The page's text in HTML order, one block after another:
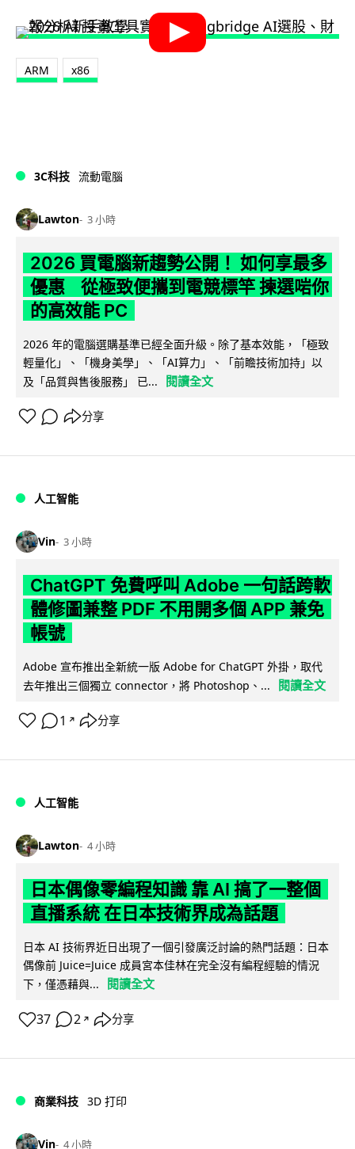
ARM x86
3C科技 流動電腦
Lawton 3 小時
2026 買電腦新趨勢公開！ 如何享最多
優惠 從極致便攜到電競標竿 揀選啱你
的高效能 PC
2026 年的電腦選購基準已經全面升級。除了基本效能，「極致
輕量化」、「機身美學」、「AI算力」、「前瞻技術加持」以
及「品質與售後服務」 已...
閱讀全文
分享
人工智能
Vin 3 小時
ChatGPT 免費呼叫 Adobe 一句話跨軟
體修圖兼整 PDF 不用開多個 APP 兼免
帳號
Adobe 宣布推出全新統一版 Adobe for ChatGPT 外掛，取代
去年推出三個獨立 connector，將 Photoshop、...
閱讀全文
1 ↗ 分享
人工智能
Lawton 4 小時
日本偶像零編程知識 靠 AI 搞了一整個
直播系統 在日本技術界成為話題
日本 AI 技術界近日出現了一個引發廣泛討論的熱門話題：日本
偶像前 Juice=Juice 成員宮本佳林在完全沒有編程經驗的情況
下，僅憑藉與...
閱讀全文
37 2 ↗ 分享
商業科技 3D 打印
Vin 4 小時